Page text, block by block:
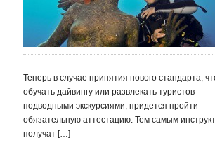
Теперь в случае принятия нового стандарта,
обучать дайвингу или развлекать туристов
подводными экскурсиями, придется пройти
обязательную аттестацию. Тем самым
получат […]